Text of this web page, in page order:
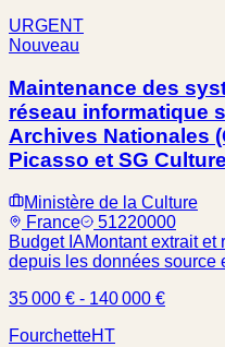
URGENT
Nouveau
Maintenance des
réseau informatique
Archives Nationales
Picasso et SG Culture
Ministère de la Culture
France
51220000
Budget IAMontant extrait et
depuis les données source
35 000 € - 140 000 €
FourchetteHT